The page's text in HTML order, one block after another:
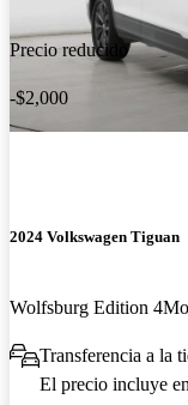
Precio reducido
-$2,000
2024 Volkswagen Tiguan
Wolfsburg Edition
Transferencia a la
El precio incluye